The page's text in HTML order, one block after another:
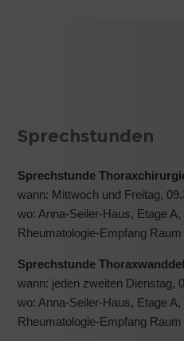
Sprechstunden
Sprechstunde
wann: Mittwoch und Freitag,
wo: Anna-Seiler-Haus, Etage
Rheumatologie-Empfang
Sprechstunde
wann: jeden zweiten Dienstag,
wo: Anna-Seiler-Haus, Etage
Rheumatologie-Empfang